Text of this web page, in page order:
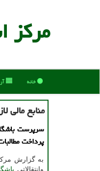
مركز
خانه
منابع مالی
سرپرست
پرداخت
به گزارش
وانتقالاتی